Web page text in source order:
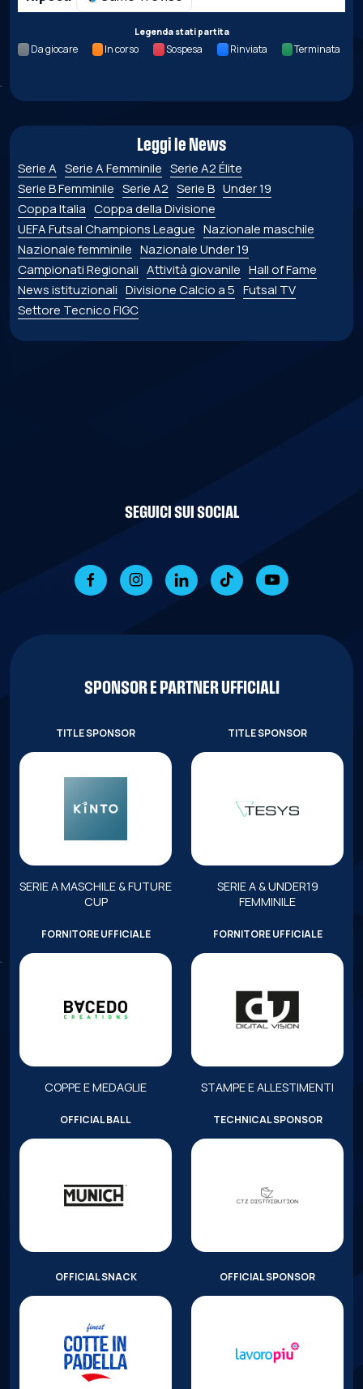
Legenda stati partita
Da giocare In corso Sospesa Rinviata Terminata
Leggi le News
Serie A Serie A Femminile Serie A2 Élite
Serie B Femminile Serie A2 Serie B Under 19
Coppa Italia Coppa della Divisione
UEFA Futsal Champions League Nazionale maschile
Nazionale femminile Nazionale Under 19
Campionati Regionali Attività giovanile Hall of Fame
News istituzionali Divisione Calcio a 5 Futsal TV
Settore Tecnico FIGC
SEGUICI SUI SOCIAL
SPONSOR E PARTNER UFFICIALI
TITLE SPONSOR
SERIE A MASCHILE & FUTURE
CUP
TITLE SPONSOR
SERIE A & UNDER19
FEMMINILE
FORNITORE UFFICIALE
COPPE E MEDAGLIE
FORNITORE UFFICIALE
STAMPE E ALLESTIMENTI
OFFICIAL BALL TECHNICAL SPONSOR
OFFICIAL SNACK OFFICIAL SPONSOR